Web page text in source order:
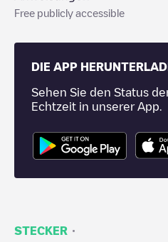
Free publicly accessible
DIE APP
Sehen Sie den Status
Echtzeit in unserer App.
STECKER ·